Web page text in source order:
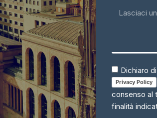
Dichiaro
Privacy Policy
consenso al
finalità